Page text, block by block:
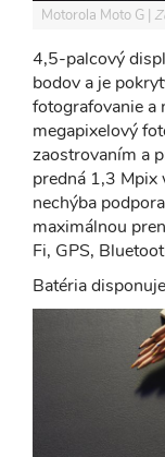
Motorola Moto G
4,5-palcový
bodov a je
fotografovanie a
megapixelový
zaostrovaním a
predná 1,3 Mpix
nechýba
maximálnou
Fi, GPS,
Batéria